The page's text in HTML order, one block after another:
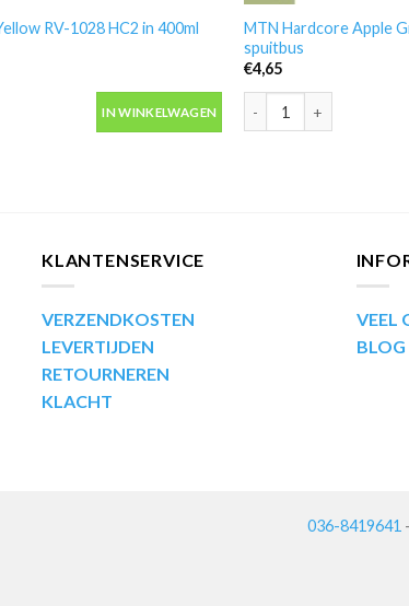
RV-1028 HC2 in 400ml
RV-1028 HC2 in 400ml spuitbus aantal
IN WINKELWAGEN
MTN Hardcore Apple
spuitbus
€4,65
MTN Hardcore Apple
KLANTENSERVICE
VERZENDKOSTEN
LEVERTIJDEN
RETOURNEREN
KLACHT
VEEL
BLOG
036-8419641